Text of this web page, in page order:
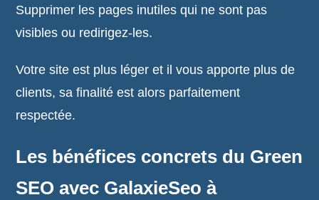
Supprimer les pages inutiles qui ne sont pas
visibles ou redirigez-les.
Votre site est plus léger et il vous apporte plus de
clients, sa finalité est alors parfaitement
respectée.
Les bénéfices concrets du Green
SEO avec GalaxieSeo à